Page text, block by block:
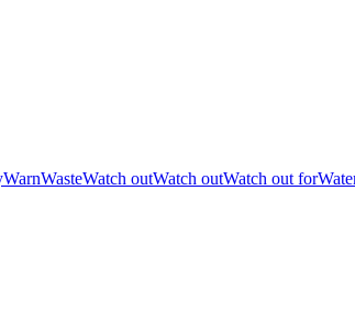
WarnWasteWatch outWatch outWatch out for